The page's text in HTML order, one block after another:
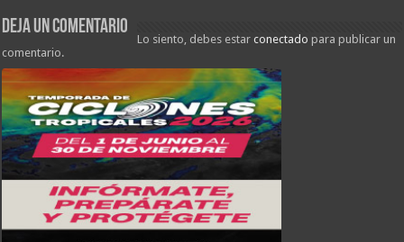
Deja un comentario
Lo siento, debes estarconectado para publicar un
comentario.